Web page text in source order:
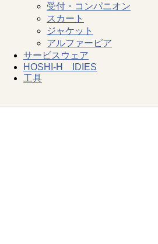
受付・コンパニオン
スカート
ジャケット
アルファーピア
サービスウェア
HOSHI-H IDIES
工具